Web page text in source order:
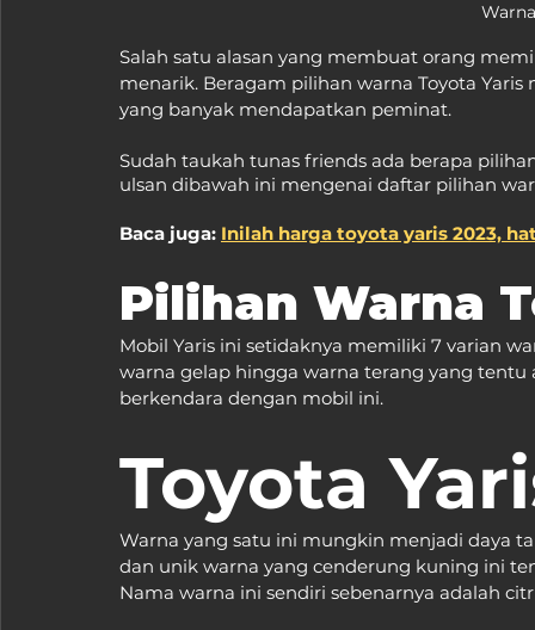
Salah satu alasan yang membuat orang
menarik. Beragam pilihan warna Toyota
yang banyak mendapatkan peminat.
Sudah taukah tunas friends ada berapa
ulsan dibawah ini mengenai daftar pilihan
Baca juga: Inilah harga toyota yaris 2023,
Pilihan Warna
Mobil Yaris ini setidaknya memiliki 7 varian
warna gelap hingga warna terang yang
berkendara dengan mobil ini.
Toyota
Warna yang satu ini mungkin menjadi daya
dan unik warna yang cenderung kuning ini
Nama warna ini sendiri sebenarnya adalah